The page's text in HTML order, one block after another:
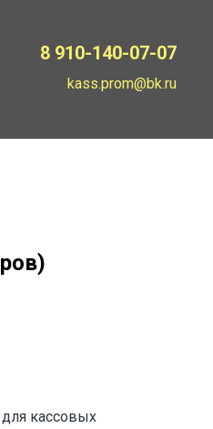
8 910-140-07-07
kass.prom@bk.ru
кассовых